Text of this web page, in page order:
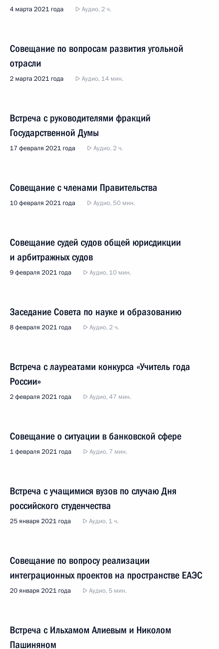
4 марта 2021 года Аудио, 2 ч.
Совещание по вопросам развития угольной
отрасли
2 марта 2021 года Аудио, 14 мин.
Встреча с руководителями фракций
Государственной Думы
17 февраля 2021 года Аудио, 2 ч.
Совещание с членами Правительства
10 февраля 2021 года Аудио, 50 мин.
Совещание судей судов общей юрисдикции
и арбитражных судов
9 февраля 2021 года Аудио, 10 мин.
Заседание Совета по науке и образованию
8 февраля 2021 года Аудио, 2 ч.
Встреча с лауреатами конкурса «Учитель года
России»
2 февраля 2021 года Аудио, 47 мин.
Совещание о ситуации в банковской сфере
1 февраля 2021 года Аудио, 7 мин.
Встреча с учащимися вузов по случаю Дня
российского студенчества
25 января 2021 года Аудио, 1 ч.
Совещание по вопросу реализации
интеграционных проектов на пространстве ЕАЭС
20 января 2021 года Аудио, 5 мин.
Встреча с Ильхамом Алиевым и Николом
Пашиняном